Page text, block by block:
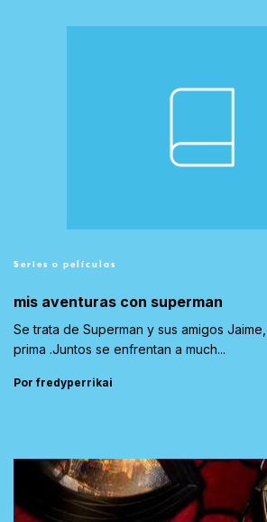
Series o películas
mis aventuras con superman
Se trata de Superman y sus amigos
prima .Juntos se enfrentan a much...
Por fredyperrikai